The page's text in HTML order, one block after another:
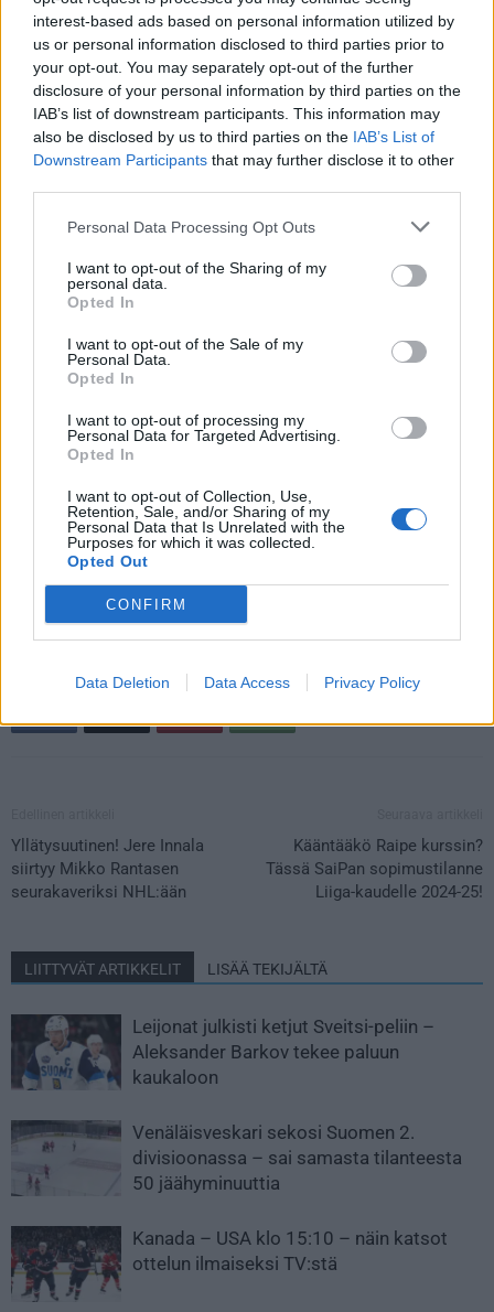
interest-based ads based on personal information utilized by
us or personal information disclosed to third parties prior to
your opt-out. You may separately opt-out of the further
disclosure of your personal information by third parties on the
IAB’s list of downstream participants. This information may
also be disclosed by us to third parties on the IAB’s List of
Downstream Participants that may further disclose it to other
Personal Data Processing Opt Outs
I want to opt-out of the Sharing of my
personal data.
Opted In
I want to opt-out of the Sale of my
Personal Data.
Opted In
I want to opt-out of processing my
Personal Data for Targeted Advertising.
Opted In
I want to opt-out of Collection, Use,
Retention, Sale, and/or Sharing of my
Personal Data that Is Unrelated with the
Purposes for which it was collected.
Opted Out
CONFIRM
Data Deletion Data Access Privacy Policy
kaudelle 2024-25:
Maalivahdit: Niklas Nikkilä (2025), Jasper Patrikainen (2025)
Puolustajat: Johannes Johannesen (2025), Michal Jordan
(2025), Onni Käyhkö (2025), Petteri Riihinen (2025), Daniel
Keskushyökkääjät: Patrik Carlsson (2026), Konsta Hirvonen
(2025), Elias Vilén (2025)
(2024+1), Lubos Horky (2025), Ryan Lasch (2025), Miika Roine
(2025), Leevi Tukiainen (2025), Antti Tyrväinen (2025), Tim
Lindfors (2025)
Valmennus:
Toni Pasuri, Tuomo Kärki, Juha Nakari, Erno Jokinen
Katso myös:Tässä Rauman Lukon sopimustilanne Liiga-
kaudelle 2024-25!
Yllätysuutinen! Jere Innala
siirtyy Mikko Rantasen
seurakaveriksi NHL:ään
Kääntääkö Raipe kurssin?
Tässä SaiPan sopimustilanne
Liiga-kaudelle 2024-25!
LIITTYVÄT ARTIKKELIT LISÄÄ TEKIJÄLTÄ
Leijonat julkisti ketjut Sveitsi-peliin –
Aleksander Barkov tekee paluun
kaukaloon
Venäläisveskari sekosi Suomen 2.
divisioonassa – sai samasta tilanteesta
50 jäähyminuuttia
Kanada – USA klo 15:10 – näin katsot
ottelun ilmaiseksi TV:stä